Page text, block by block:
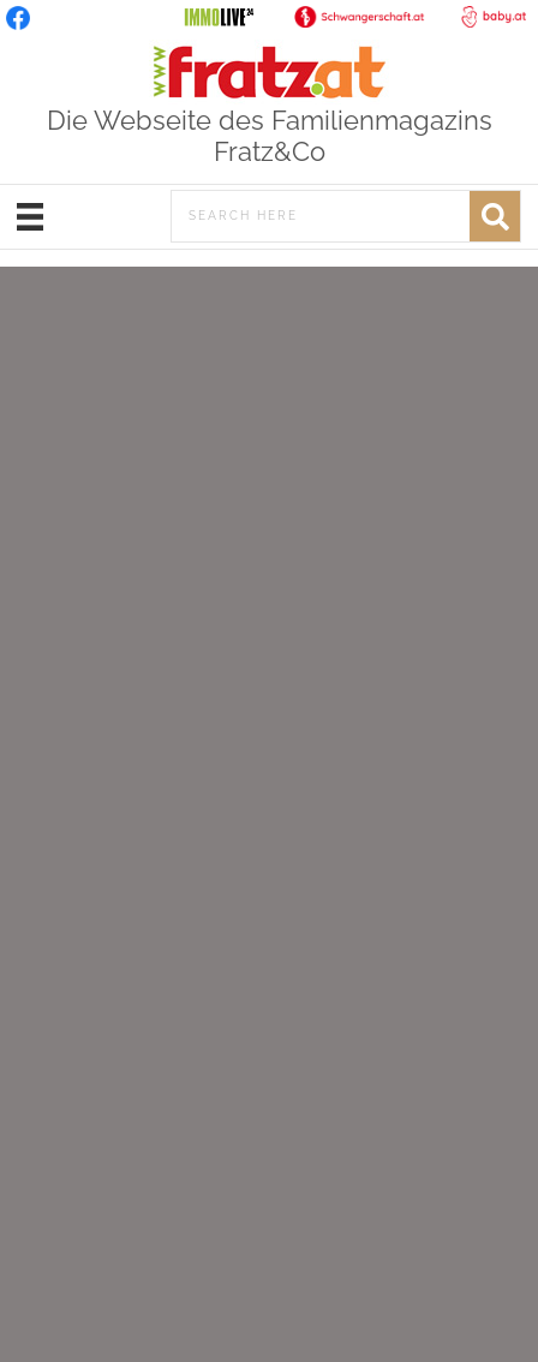
Die Webseite des Familienmagazins
Fratz&Co